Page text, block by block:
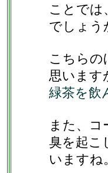
ことでは
でしょう
こちらの
思います
緑茶を飲
また、コ
臭を起こ
いますね